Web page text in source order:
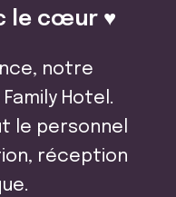
le cœur ♥️
notre
Hotel.
le personnel
réception